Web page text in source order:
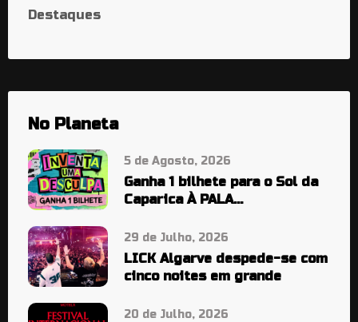
Destaques
No Planeta
5 de Agosto, 2026
Ganha 1 bilhete para o Sol da
Caparica À PALA…
29 de Julho, 2026
LICK Algarve despede-se com
cinco noites em grande
20 de Julho, 2026